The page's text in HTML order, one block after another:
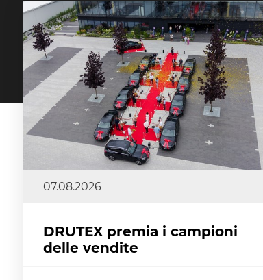
07.08.2026
DRUTEX premia i campioni
delle vendite